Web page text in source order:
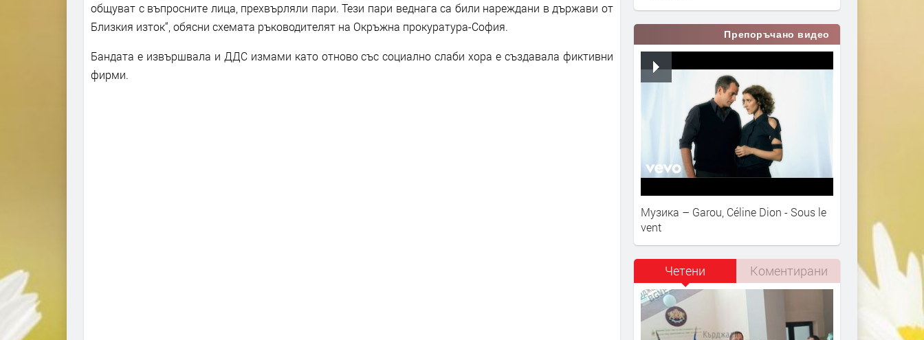
общуват с въпросните лица, прехвърляли пари. Тези пари веднага са били нареждани в държави от
Близкия изток“, обясни схемата ръководителят на Окръжна прокуратура-София.
Бандата е извършвала и ДДС измами като отново със социално слаби хора е създавала фиктивни
фирми.
Препоръчано видео
Музика – Garou, Céline Dion - Sous le
vent
Четени Коментирани